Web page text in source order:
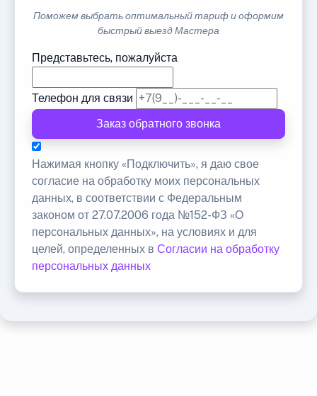
Поможем выбрать оптимальный тариф и оформим
быстрый выезд Мастера
Представьтесь, пожалуйста
Телефон для связи
Заказ обратного звонка
Нажимая кнопку «Подключить», я даю свое
согласие на обработку моих персональных
данных, в соответствии с Федеральным
законом от 27.07.2006 года №152-ФЗ «О
персональных данных», на условиях и для
целей, определенных в Согласии на обработку
персональных данных